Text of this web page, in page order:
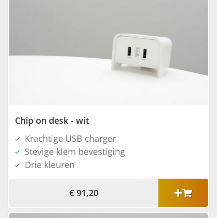
Chip on desk - wit
Krachtige USB charger
Stevige klem bevestiging
Drie kleuren
€ 91,20